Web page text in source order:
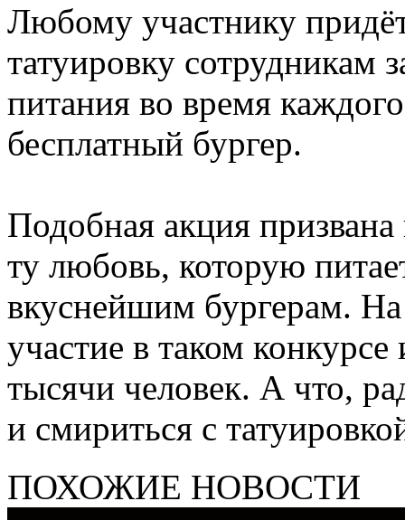
Любому участнику
татуировку сотрудникам
питания во время
бесплатный бургер.
Подобная акция
ту любовь, которую
вкуснейшим бургерам.
участие в таком
тысячи человек. А что,
и смириться с
ПОХОЖИЕ НОВОСТИ